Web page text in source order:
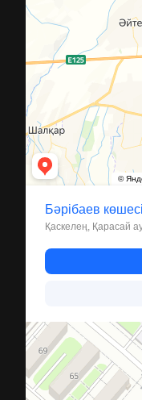
Каскелен
Улица Барибаева, 60 —
Костанай
Улица Пушкина, 59А —